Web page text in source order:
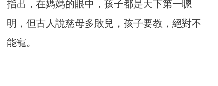
指出，在媽媽的眼中，孩子都是天下第一聰
明，但古人說慈母多敗兒，孩子要教，絕對不
能寵。